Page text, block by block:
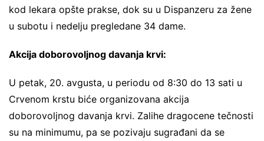
kod lekara opšte prakse, dok su u Dispanzeru za žene
u subotu i nedelju pregledane 34 dame.
Akcija doborovoljnog davanja krvi:
U petak, 20. avgusta, u periodu od 8:30 do 13 sati u
Crvenom krstu biće organizovana akcija
doborovoljnog davanja krvi. Zalihe dragocene tečnosti
su na minimumu, pa se pozivaju sugrađani da se